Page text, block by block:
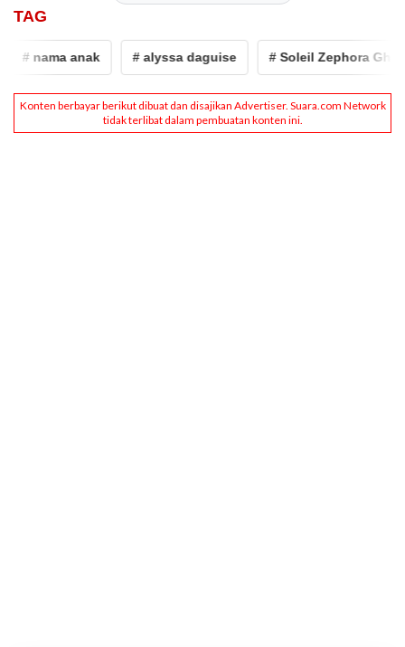
TAG
# nama anak # alyssa daguise # Soleil Zephora Ghazali